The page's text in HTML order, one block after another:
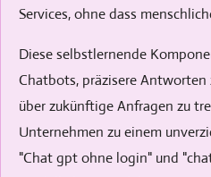
Services, ohne dass
Diese selbstlernende
Chatbots, präzisere Antworten
über zukünftige Anfragen zu
Unternehmen zu einem
"Chat gpt ohne login" und